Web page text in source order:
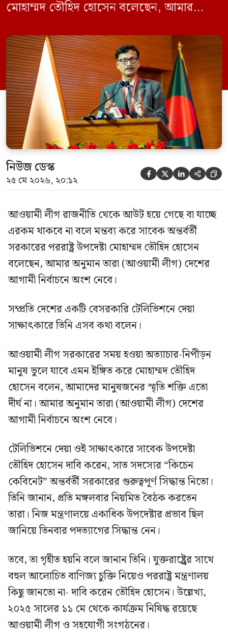
মোহাম্মদ তৌহিদ হোসেন বলেছেন, আমার
নির্বাচনে অংশ নেবে। সম্প্রতি দেশের একটি
বেসরকারি টেলিভিশনে দেয়া সাক্ষাৎকারে তিনি
এসব কথা বলেন। আওয়ামী লীগ সরকারের সময়
হওয়া অত্যাচার-নিপীড়ন মানুষ ভুলে যাবে এমন
[…]
নিউজ ডেস্ক
২৫ মে ২০২৬, ২০:১২     
আওয়ামী লীগ রাজনীতি থেকে আউট হয়ে গেছে বা যাচ্ছে
এরকম থাকবে না বলে মন্তব্য করে সাবেক অন্তর্বর্তী
সরকারের পররাষ্ট্র উপদেষ্টা মোহাম্মদ তৌহিদ হোসেন
বলেছেন, আমার অনুমান তারা (আওয়ামী লীগ) দেশের
আগামী নির্বাচনে অংশ নেবে।
সম্প্রতি দেশের একটি বেসরকারি টেলিভিশনে দেয়া
সাক্ষাৎকারে তিনি এসব কথা বলেন।
আওয়ামী লীগ সরকারের সময় হওয়া অত্যাচার-নিপীড়ন
মানুষ ভুলে যাবে এমন ইঙ্গিত করে মোহাম্মদ তৌহিদ
হোসেন বলেন, আমাদের মানুষজনের স্মৃতি শক্তি এতো
দীর্ঘ না। আমার অনুমান তারা (আওয়ামী লীগ) দেশের
আগামী নির্বাচনে অংশ নেবে।
টেলিভিশনে দেয়া ওই সাক্ষাৎকারে সাবেক উপদেষ্টা
তৌহিদ হোসেন দাবি করেন, সাত সদস্যের “কিচেন
কেবিনেট” অন্তর্বর্তী সরকারের গুরুত্বপূর্ণ সিদ্ধান্ত নিতো।
তিনি জানান, প্রতি মঙ্গলবার নিয়মিত বৈঠক করতেন
তারা। নিজ মন্ত্রণালয়ে একাধিক উপদেষ্টার প্রভাব ছিল
জানিয়ে তিনবার পদত্যাগের সিদ্ধান্ত নেন।
তবে, তা গৃহীত হয়নি বলে জানান তিনি। যুক্তরাষ্ট্র্রের সাথে
বহুল আলোচিত বাণিজ্য চুক্তি নিয়েও পররাষ্ট্র মন্ত্রণালয়
কিছু জানতো না- দাবি করেন তৌহিদ হোসেন। উল্লেখ্য,
২০২৫ সালের ১১ মে থেকে কার্যক্রম নিষিদ্ধ রয়েছে
আওয়ামী লীগ ও সহযোগী সংগঠনের।